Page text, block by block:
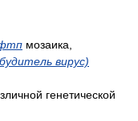
мозаика,
вирус)
генетической